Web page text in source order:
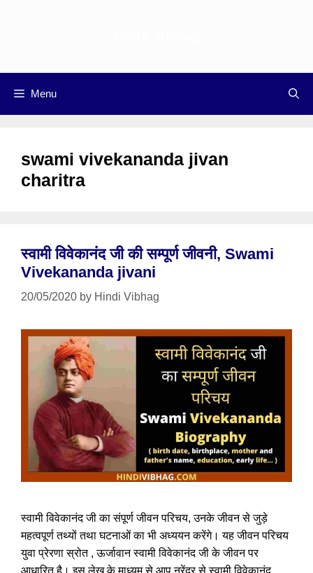
Menu
swami vivekananda jivan
charitra
स्वामी विवेकानंद जी की सम्पूर्ण जीवनी, Swami
Vivekananda jivani
20/05/2020 by Hindi Vibhag
स्वामी विवेकानंद जी का संपूर्ण जीवन परिचय, उनके जीवन से जुड़े
महत्वपूर्ण तथ्यों तथा घटनाओं का भी अध्ययन करेंगे। यह जीवन परिचय
युवा प्रेरणा स्रोत , ऊर्जावान स्वामी विवेकानंद जी के जीवन पर